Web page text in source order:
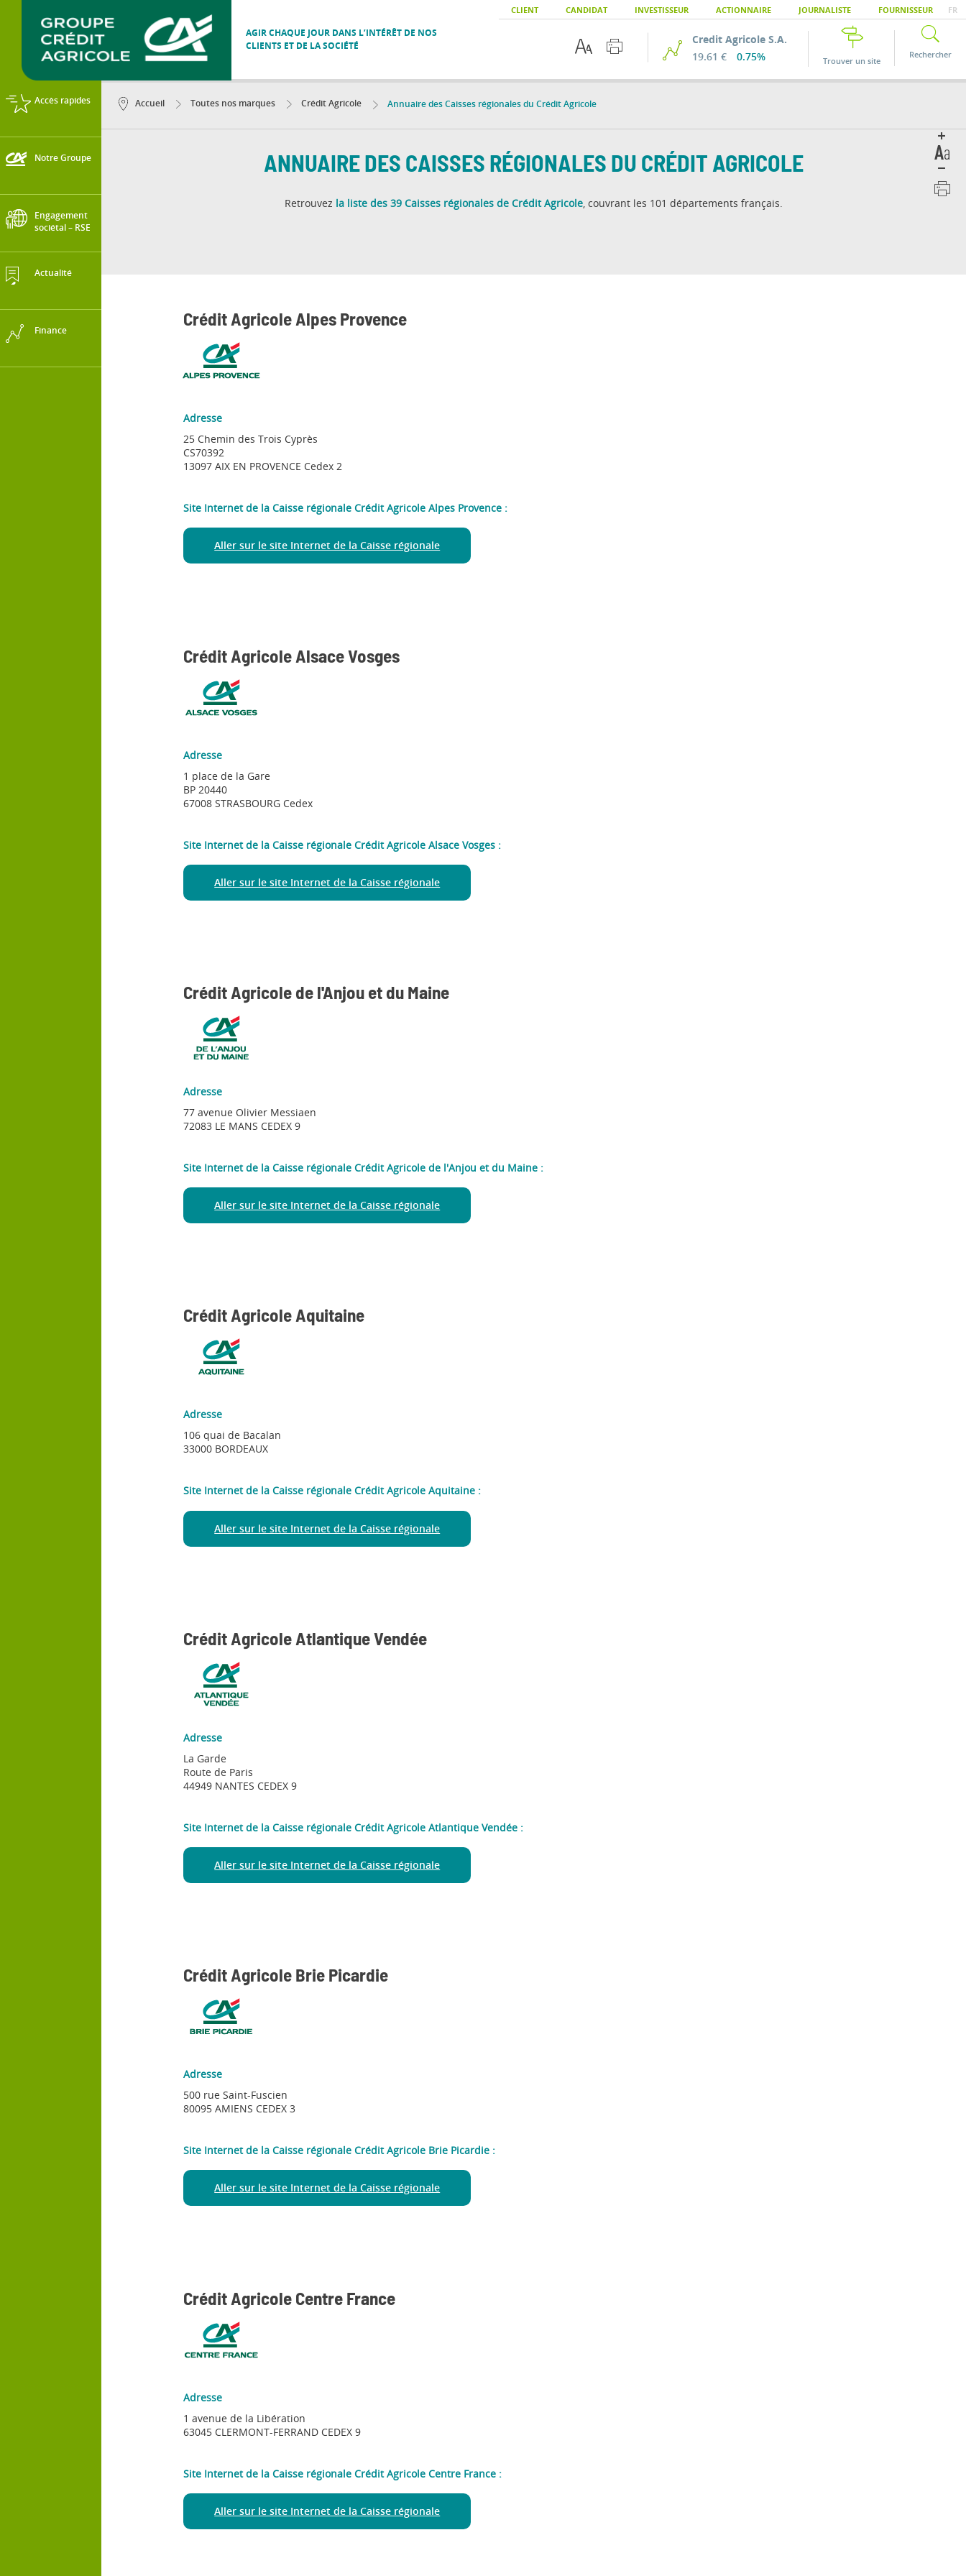
CLIENT CANDIDAT INVESTISSEUR ACTIONNAIRE JOURNALISTE FOURNISSEUR FR
AGIR CHAQUE JOUR DANS L’INTÉRÊT DE NOS
CLIENTS ET DE LA SOCIÉTÉ
Credit Agricole S.A.
19.61 €
0.75% Trouver un site
Rechercher
Accès rapides
Notre Groupe
Engagement
sociétal – RSE
Actualité
Finance
Accueil Toutes nos marques Crédit Agricole Annuaire des Caisses régionales du Crédit Agricole
ANNUAIRE DES CAISSES RÉGIONALES DU CRÉDIT AGRICOLE
Retrouvez la liste des 39 Caisses régionales de Crédit Agricole, couvrant les 101 départements français.
Crédit Agricole Alpes Provence
Adresse
25 Chemin des Trois Cyprès
CS70392
13097 AIX EN PROVENCE Cedex 2
Site Internet de la Caisse régionale Crédit Agricole Alpes Provence :
Aller sur le site Internet de la Caisse régionale
Crédit Agricole Alsace Vosges
Adresse
1 place de la Gare
BP 20440
67008 STRASBOURG Cedex
Site Internet de la Caisse régionale Crédit Agricole Alsace Vosges :
Aller sur le site Internet de la Caisse régionale
Crédit Agricole de l'Anjou et du Maine
Adresse
77 avenue Olivier Messiaen
72083 LE MANS CEDEX 9
Site Internet de la Caisse régionale Crédit Agricole de l'Anjou et du Maine :
Aller sur le site Internet de la Caisse régionale
Crédit Agricole Aquitaine
Adresse
106 quai de Bacalan
33000 BORDEAUX
Site Internet de la Caisse régionale Crédit Agricole Aquitaine :
Aller sur le site Internet de la Caisse régionale
Crédit Agricole Atlantique Vendée
Adresse
La Garde
Route de Paris
44949 NANTES CEDEX 9
Site Internet de la Caisse régionale Crédit Agricole Atlantique Vendée :
Aller sur le site Internet de la Caisse régionale
Crédit Agricole Brie Picardie
Adresse
500 rue Saint-Fuscien
80095 AMIENS CEDEX 3
Site Internet de la Caisse régionale Crédit Agricole Brie Picardie :
Aller sur le site Internet de la Caisse régionale
Crédit Agricole Centre France
Adresse
1 avenue de la Libération
63045 CLERMONT-FERRAND CEDEX 9
Site Internet de la Caisse régionale Crédit Agricole Centre France :
Aller sur le site Internet de la Caisse régionale